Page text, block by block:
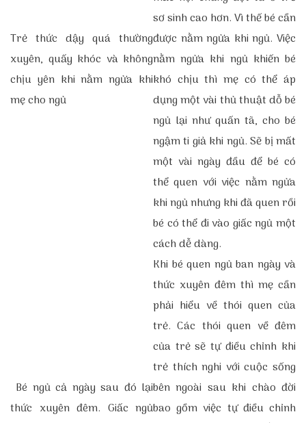
Trẻ thức dậy quá thường
xuyên, quấy khóc và không
chịu yên khi nằm ngửa khi
mẹ cho ngủ
sơ sinh cao hơn. Vì thế bé cần
được nằm ngửa khi ngủ. Việc
nằm ngửa khi ngủ khiến bé
khó chịu thì mẹ có thể áp
dụng một vài thủ thuật dỗ bé
ngủ lại như quấn tã, cho bé
ngậm ti giả khi ngủ. Sẽ bị mất
một vài ngày đầu để bé có
thể quen với việc nằm ngửa
khi ngủ nhưng khi đã quen rồi
bé có thể đi vào giấc ngủ một
cách dễ dàng.
Bé ngủ cả ngày sau đó lại
thức xuyên đêm. Giấc ngủ
Khi bé quen ngủ ban ngày và
thức xuyên đêm thì mẹ cần
phải hiểu về thói quen của
trẻ. Các thói quen về đêm
của trẻ sẽ tự điều chỉnh khi
trẻ thích nghi với cuộc sống
bên ngoài sau khi chào đời
bao gồm việc tự điều chỉnh